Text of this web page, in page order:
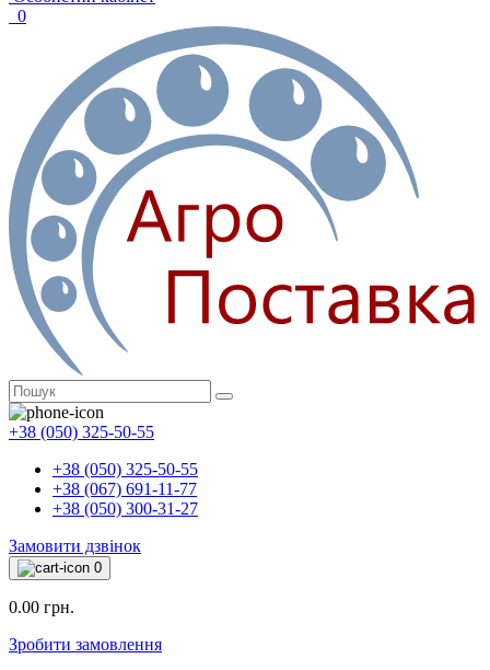
0
+38 (050) 325-50-55
+38 (050) 325-50-55
+38 (067) 691-11-77
+38 (050) 300-31-27
Замовити дзвінок
0
0.00 грн.
Зробити замовлення